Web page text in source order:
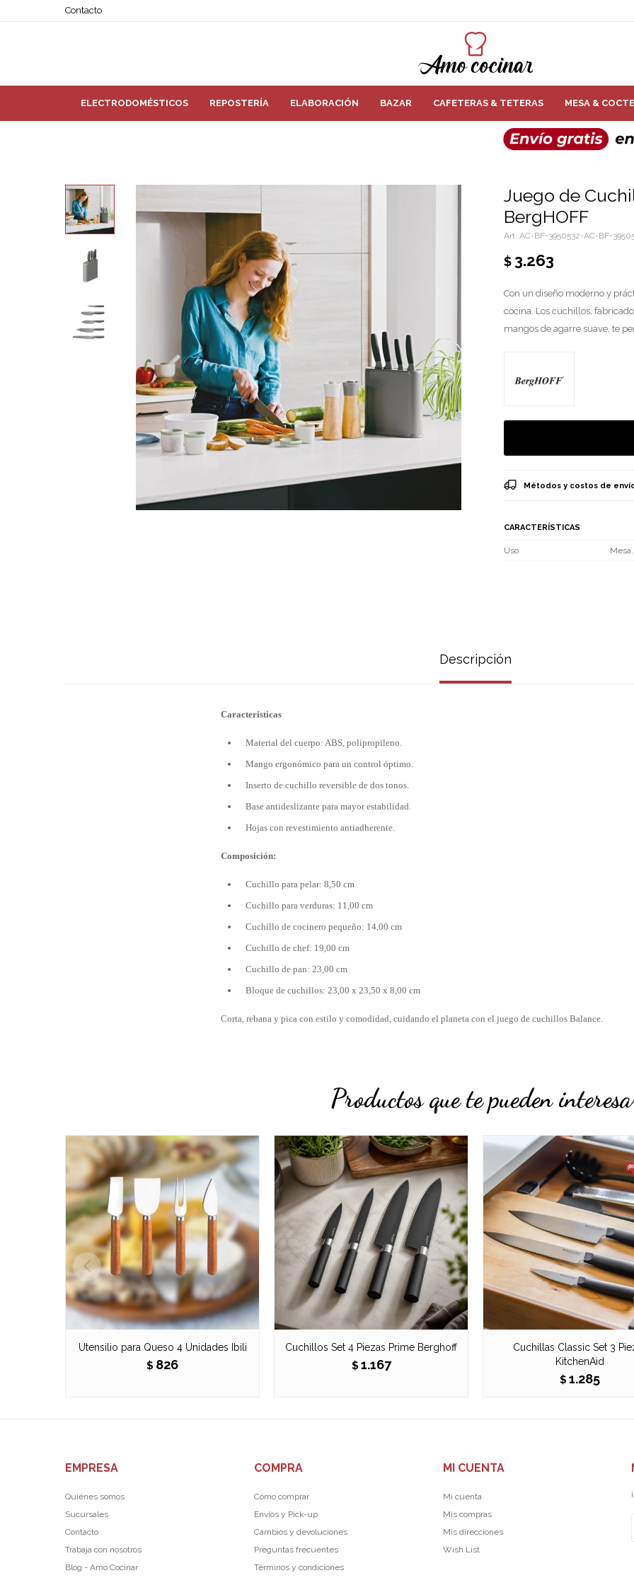
ELECTRODOMÉSTICOS REPOSTERÍA ELABORACIÓN BAZAR CAFETERAS & TETERAS MESA &
Contacto
Juego de
BergHOFF
AC-BF-3950532-AC-BF-
$ 3.263
Con un diseño moderno y
cocina. Los cuchillos,
mangos de agarre suave, te
Métodos y costos de
CARACTERÍSTICAS
Uso
Descripción
Características
Material del cuerpo: ABS, polipropileno.
Mango ergonómico para un control óptimo.
Inserto de cuchillo reversible de dos tonos.
Base antideslizante para mayor estabilidad.
Hojas con revestimiento antiadherente.
Composición:
Cuchillo para pelar: 8,50 cm
Cuchillo para verduras: 11,00 cm
Cuchillo de cocinero pequeño: 14,00 cm
Cuchillo de chef: 19,00 cm
Cuchillo de pan: 23,00 cm
Bloque de cuchillos: 23,00 x 23,50 x 8,00 cm
Corta, rebana y pica con estilo y comodidad, cuidando el planeta con el juego de cuchillos Balance.
Productos que te pueden
Utensilio para Queso 4 Unidades Ibili
$ 826
Cuchillos Set 4 Piezas Prime Berghoff
$ 1.167
Cuchillas Classic Set 3
KitchenAid
$ 1.285
EMPRESA
Quiénes somos
Sucursales
Contacto
Trabaja con nosotros
Blog - Amo Cocinar
COMPRA
Cómo comprar
Envíos y Pick-up
Cambios y devoluciones
Preguntas frecuentes
Términos y condiciones
MI CUENTA
Mi cuenta
Mis compras
Mis direcciones
Wish List